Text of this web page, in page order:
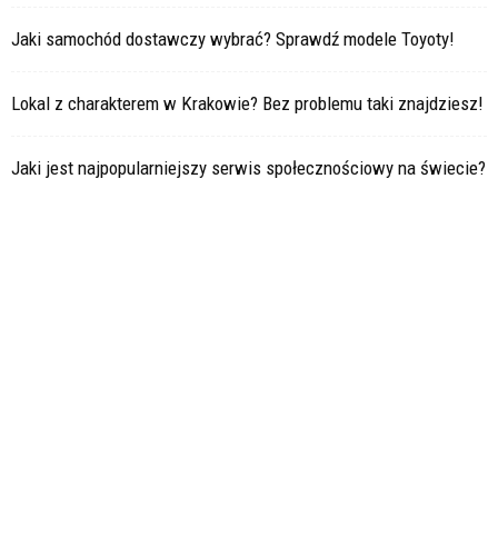
Jaki samochód dostawczy wybrać? Sprawdź modele Toyoty!
Lokal z charakterem w Krakowie? Bez problemu taki znajdziesz!
Jaki jest najpopularniejszy serwis społecznościowy na świecie?